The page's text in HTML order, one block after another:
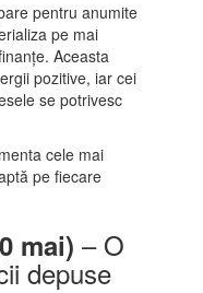
pentru anumite
pe mai
Aceasta
pozitive, iar cei
se potrivesc
cele mai
pe fiecare
mai) – O
depuse